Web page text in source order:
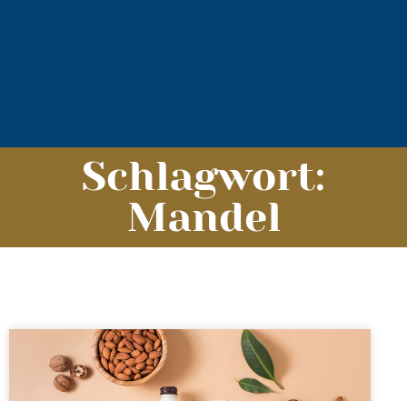
Schlagwort:
Mandel